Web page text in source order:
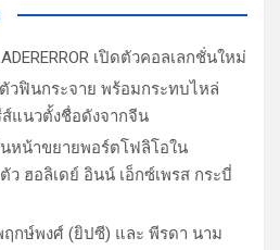
เปิดตัวคอลเลกชั่นใหม่
วฟินกระจาย พร้อมกระทบไหล่
ส์แนวตั้งชื่อดังจากจีน
นหน้าขยายพอร์ตโฟลิโอใน
ว ฮอลิเดย์ อินน์ เอ็กซ์เพรส กระบี่
ฤกษ์พงศ์ (ยิปซี) และ พีรดา นาม